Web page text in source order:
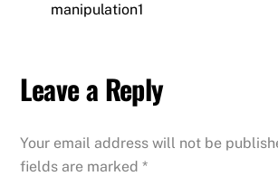
manipulation1
Leave a Reply
Your email address will not be
fields are marked*